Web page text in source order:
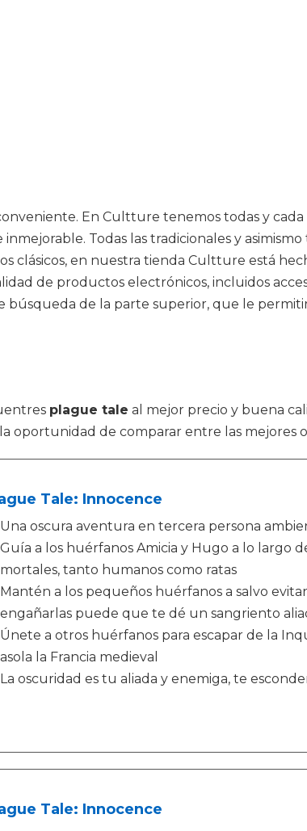
En Cultture tenemos todas y
Todas las tradicionales y
en nuestra tienda Cultture está
de productos electrónicos, incluidos
búsqueda de la parte superior, que le
plague tale al mejor precio y buena
oportunidad de comparar entre las mejores
Tale: Innocence
Una oscura aventura en tercera persona
Guía a los huérfanos Amicia y Hugo a lo largo
mortales, tanto humanos como ratas
Mantén a los pequeños huérfanos a salvo
engañarlas puede que te dé un sangriento
Únete a otros huérfanos para escapar de la
asola la Francia medieval
La oscuridad es tu aliada y enemiga, te
Tale: Innocence